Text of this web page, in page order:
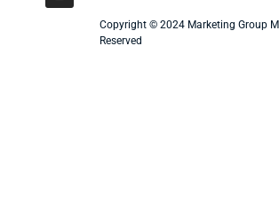
Copyright © 2024 Marketing Group
Reserved